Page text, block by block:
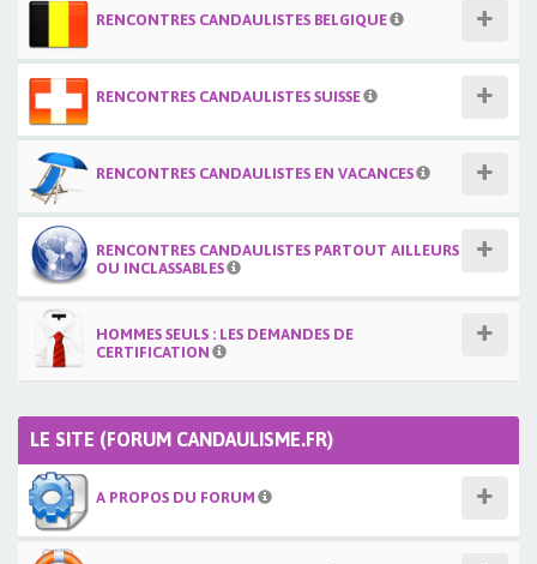
RENCONTRES CANDAULISTES BELGIQUE
RENCONTRES CANDAULISTES SUISSE
RENCONTRES CANDAULISTES EN VACANCES
RENCONTRES CANDAULISTES PARTOUT AILLEURS
OU INCLASSABLES
HOMMES SEULS : LES DEMANDES DE
CERTIFICATION
LE SITE (FORUM CANDAULISME.FR)
A PROPOS DU FORUM